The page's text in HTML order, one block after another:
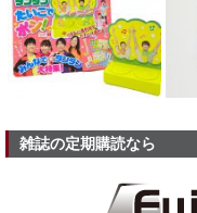
雑誌の定期購読なら